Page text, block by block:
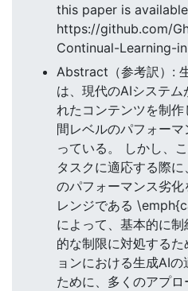
this paper is
https://github.com/
Continual-Learning-
Abstract（参考訳）:
は、現代のAIシステ
れたコンテンツを制
間レベルのパフォー
っている。 しかし、
タスクに適応する際
のパフォーマンス劣
レンジである
によって、基本的に
的な制限に対処する
ョンにおける生成AI
ために、多くのアプロ